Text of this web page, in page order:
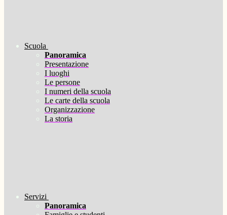
Scuola
Panoramica
Presentazione
I luoghi
Le persone
I numeri della scuola
Le carte della scuola
Organizzazione
La storia
Servizi
Panoramica